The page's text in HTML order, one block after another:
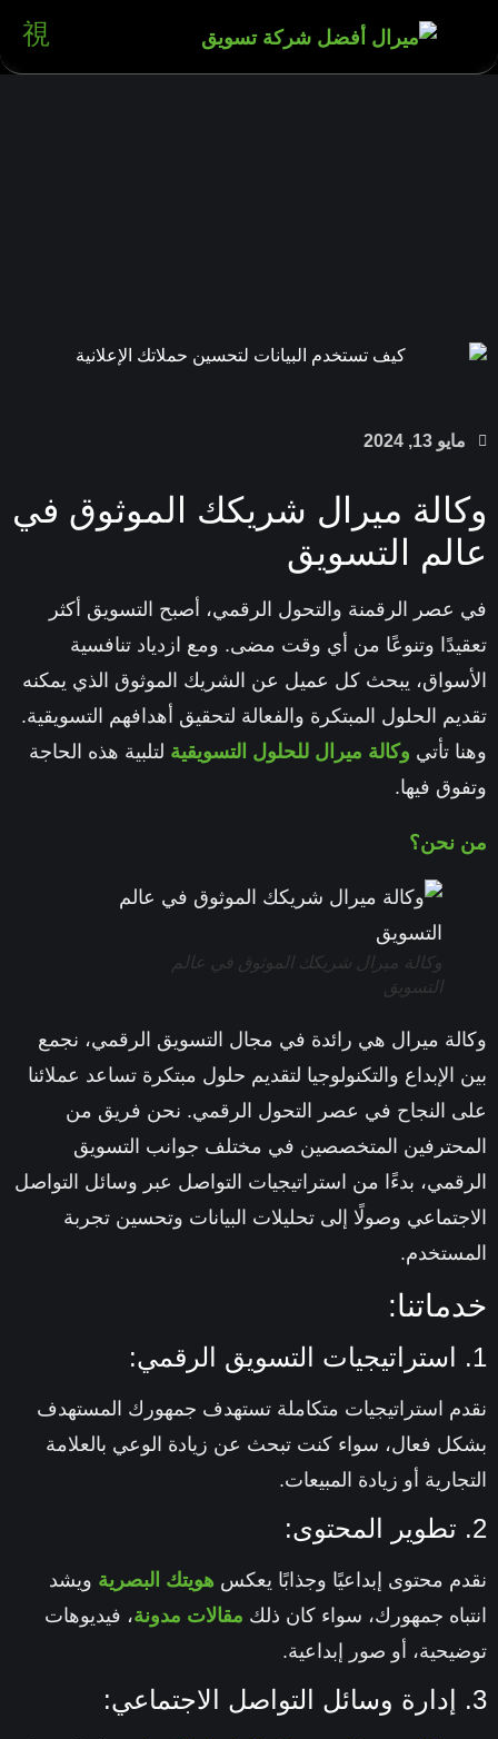
مايو 13, 2024
وكالة ميرال شريكك الموثوق في
عالم التسويق
في عصر الرقمنة والتحول الرقمي، أصبح التسويق أكثر
تعقيدًا وتنوعًا من أي وقت مضى. ومع ازدياد تنافسية
الأسواق، يبحث كل عميل عن الشريك الموثوق الذي يمكنه
تقديم الحلول المبتكرة والفعالة لتحقيق أهدافهم التسويقية.
وهنا تأتي وكالة ميرال للحلول التسويقيةلتلبية هذه الحاجة
وتفوق فيها.
من نحن؟
وكالة ميرال شريكك الموثوق في عالم
التسويق
وكالة ميرال هي رائدة في مجال التسويق الرقمي، نجمع
بين الإبداع والتكنولوجيا لتقديم حلول مبتكرة تساعد عملائنا
على النجاح في عصر التحول الرقمي. نحن فريق من
المحترفين المتخصصين في مختلف جوانب التسويق
الرقمي، بدءًا من استراتيجيات التواصل عبر وسائل التواصل
الاجتماعي وصولًا إلى تحليلات البيانات وتحسين تجربة
المستخدم.
خدماتنا:
1. استراتيجيات التسويق الرقمي:
نقدم استراتيجيات متكاملة تستهدف جمهورك المستهدف
بشكل فعال، سواء كنت تبحث عن زيادة الوعي بالعلامة
التجارية أو زيادة المبيعات.
2. تطوير المحتوى:
نقدم محتوى إبداعيًا وجذابًا يعكسهويتك البصريةويشد
انتباه جمهورك، سواء كان ذلكمقالات مدونة، فيديوهات
توضيحية، أو صور إبداعية.
3. إدارة وسائل التواصل الاجتماعي: